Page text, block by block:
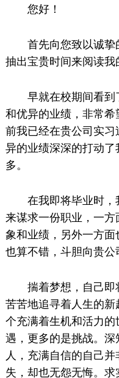
您好！
首先向您致以诚挚
抽出宝贵时间来阅读我
早就在校期间看到
和优异的业绩，非常
前我已经在贵公司实
异的业绩深深的打动
多。
在我即将毕业时，
来谋求一份职业，一
象和业绩，另外一方
也算不错，斗胆向贵公
揣着梦想，自己即
苦苦地追寻着人生的
个充满着生机和活力
遇，更多的是挑战。
人，充满自信的自己
失，却也无怨无悔。